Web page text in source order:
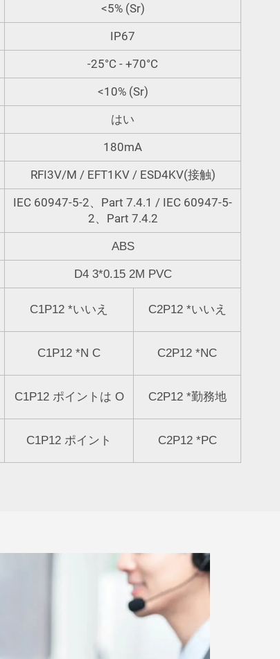
<5% (Sr)
IP67
-25°C - +70°C
<10% (Sr)
はい
180mA
RFI3V/M / EFT1KV / ESD4KV(接触)
IEC 60947-5-2、Part 7.4.1 / IEC 60947-5-
2、Part 7.4.2
ABS
D4 3*0.15 2M PVC
C1P12 *いいえ C2P12 *いいえ
C1P12 *N C C2P12 *NC
C1P12 ポイントは O C2P12 *勤務地
C1P12 ポイント C2P12 *PC